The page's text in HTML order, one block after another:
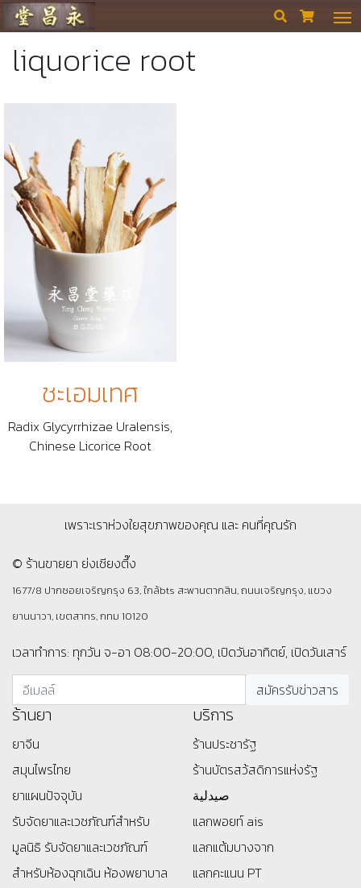
ร้านขายยา ย่งเชียงตึ๊ง  
liquorice root
ชะเอมเทศ
Radix Glycyrrhizae Uralensis,
Chinese Licorice Root
เพราะเราห่วงใยสุขภาพของคุณ และ คนที่คุณรัก
© ร้านขายยา ย่งเชียงตึ๊ง
1677/8 ปากซอยเจริญกรุง 63, ใกล้bts สะพานตากสิน, ถนนเจริญกรุง, แขวง
ยานนาวา, เขตสาทร, กทม 10120
เวลาทำการ: ทุกวัน จ-อา 08:00-20:00, เปิดวันอาทิตย์, เปิดวันเสาร์
ร้านยา
ยาจีน
สมุนไพรไทย
ยาแผนปัจจุบัน
รับจัดยาและเวชภัณฑ์สำหรับ
มูลนิธิ รับจัดยาและเวชภัณฑ์
สำหรับห้องฉุกเฉิน ห้องพยาบาล
บริการ
ร้านประชารัฐ
ร้านบัตรสว้สดิการแห่งรัฐ
صيدلية
แลกพอยท์ ais
แลกแต้มบางจาก
แลกคะแนน PT